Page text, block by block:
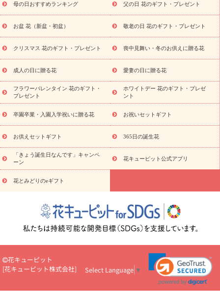
供え・お悔やみ商品一覧
お供え・お悔やみの花
四十九日法要以
お供え プリザーブドフラワー
ペットのお供えフラワー
お盆（新
盆・初盆）
その他 お祝い返し お見舞い
お取り寄せギフト
ビジネス用
ご自宅用 観葉植物 ミディ胡蝶蘭
プリザーブ
ドフラワー
スタイルから探す アレンジメント 花束
スタ
ンド花
お祝い お供え・お悔やみ 胡蝶蘭 胡蝶蘭・花鉢
ディ胡蝶蘭・お祝い
ミディ胡蝶蘭・お供え
世界初の青色胡蝶蘭
観葉植物
観葉植物 産直多肉植物
プリザーブドフラワー
お祝い
お供え・お悔やみ 花とセットギフト
セミオーダー
プチギフト（hanamore -ハナモア-）
花とみどりのeギフト
キューピットのeGfit
カラー ピンク イエローオレンジ
レッ
ド
お花の種類 トルコキキョウ
お祝い お祝い・3000円～ お祝い・4000円～
お祝い・
5000円～
お祝い・7000円～ お祝い・ 10000円～
お供え・お
悔やみ
円～
お供え・お悔やみ・
いのマナー
定年退職祝いのマナー
お祝いを贈るときのマナー・
花キューピットのお祝いコラム一覧
誕生日のお花を「色
彩心理学」で選ぶ方法
結婚祝いの予算相場
出産祝いお役立ち情
ール
新築引っ越し祝いコラム お祝い花のマナー総まとめ
職
場上司や先輩へ贈るお祝い花の正解は？
開店祝いの花 選び方ガイ
お供えを贈るときのマナー・ルール
花キューピットのお供え・
母の日おすすめランキング 父の日 花のギフト・プレゼント
お盆 花（新盆・初盆） 敬老の日 花のギフト・プレゼント
クリスマス 花のギフト・プレゼント 喪中見舞い・冬のお供えに贈る花
成人の日に贈る花 愛妻の日に贈る花
フラワーバレンタイン 花のギフト・
プレゼント
ホワイトデー 花のギフト・プレゼ
ント
卒園卒業・入園入学祝いに贈る花 お祝いセットギフト
お供えセットギフト 365日の誕生花
「きょう誕生日なんです」キャンペ
ーン
花キューピット公式アプリ
花とみどりのeギフト
花キューピット
[花キューピット株式会社] Select Language ▼